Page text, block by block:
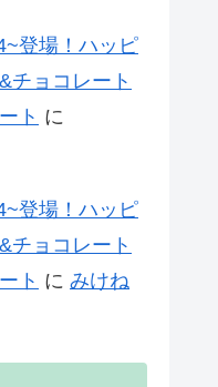
登場！ハッピ
チョコレート
ト に
登場！ハッピ
チョコレート
ト に みけね